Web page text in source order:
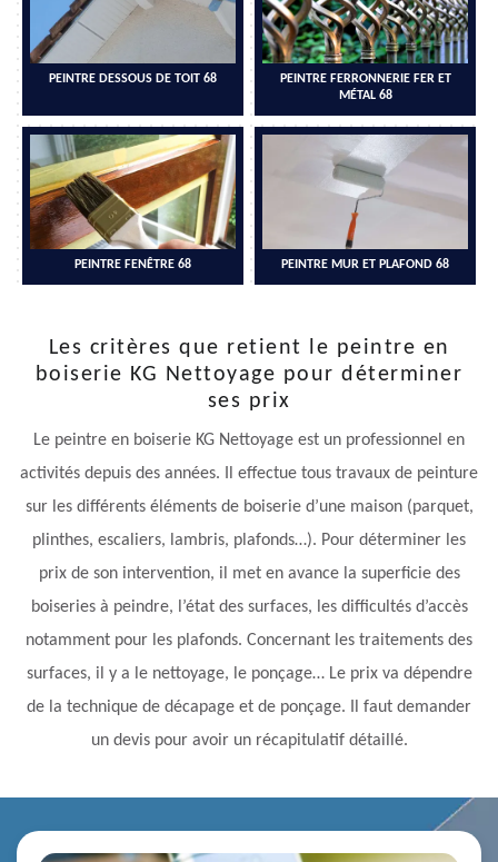
PEINTRE DESSOUS DE TOIT 68
PEINTRE FERRONNERIE FER ET
MÉTAL 68
PEINTRE FENÊTRE 68 PEINTRE MUR ET PLAFOND 68
Les critères que retient le peintre en
boiserie KG Nettoyage pour déterminer
ses prix
Le peintre en boiserie KG Nettoyage est un professionnel en
activités depuis des années. Il effectue tous travaux de peinture
sur les différents éléments de boiserie d’une maison (parquet,
plinthes, escaliers, lambris, plafonds…). Pour déterminer les
prix de son intervention, il met en avance la superficie des
boiseries à peindre, l’état des surfaces, les difficultés d’accès
notamment pour les plafonds. Concernant les traitements des
surfaces, il y a le nettoyage, le ponçage… Le prix va dépendre
de la technique de décapage et de ponçage. Il faut demander
un devis pour avoir un récapitulatif détaillé.